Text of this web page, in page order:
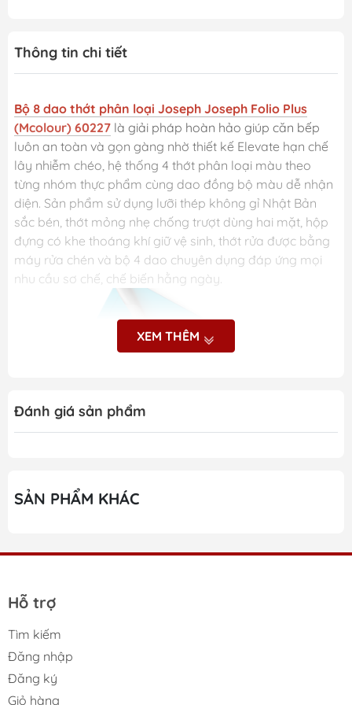
Thông tin chi tiết
Bộ 8 dao thớt phân loại Joseph Joseph Folio Plus
(Mcolour) 60227 là giải pháp hoàn hảo giúp căn bếp
luôn an toàn và gọn gàng nhờ thiết kế Elevate hạn chế
lây nhiễm chéo, hệ thống 4 thớt phân loại màu theo
từng nhóm thực phẩm cùng dao đồng bộ màu dễ nhận
diện. Sản phẩm sử dụng lưỡi thép không gỉ Nhật Bản
sắc bén, thớt mỏng nhẹ chống trượt dùng hai mặt, hộp
đựng có khe thoáng khí giữ vệ sinh, thớt rửa được bằng
máy rửa chén và bộ 4 dao chuyên dụng đáp ứng mọi
nhu cầu sơ chế, chế biến hằng ngày.
Những ưu điểm nổi bật
của Bộ 8 dao thớt phân
XEM THÊM
Đánh giá sản phẩm
SẢN PHẨM KHÁC
Hỗ trợ
Tìm kiếm
Đăng nhập
Đăng ký
Giỏ hàng